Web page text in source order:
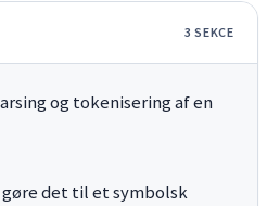
3 SEKCE
og tokenisering af en
det til et symbolsk